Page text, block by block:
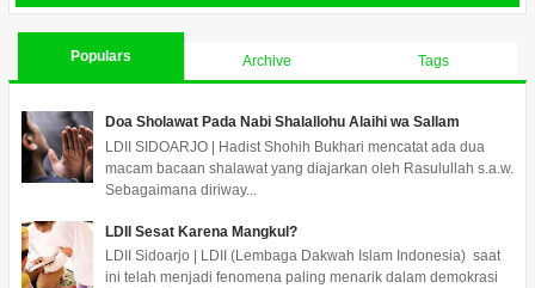
Populars Archive Tags
Doa Sholawat Pada Nabi Shalallohu Alaihi wa Sallam
LDII SIDOARJO | Hadist Shohih Bukhari mencatat ada dua
macam bacaan shalawat yang diajarkan oleh Rasulullah s.a.w.
Sebagaimana diriway...
LDII Sesat Karena Mangkul?
LDII Sidoarjo | LDII (Lembaga Dakwah Islam Indonesia) saat
ini telah menjadi fenomena paling menarik dalam demokrasi